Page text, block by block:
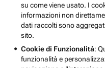
su come viene usato. I
informazioni non
dati raccolti sono
sito.
Cookie di Funzionalità:
funzionalità e